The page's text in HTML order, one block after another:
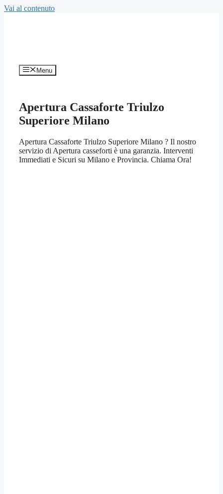
Vai al contenuto
Menu
Apertura Cassaforte Triulzo
Superiore Milano
Apertura Cassaforte Triulzo Superiore Milano ? Il nostro
servizio di Apertura casseforti è una garanzia. Interventi
Immediati e Sicuri su Milano e Provincia. Chiama Ora!